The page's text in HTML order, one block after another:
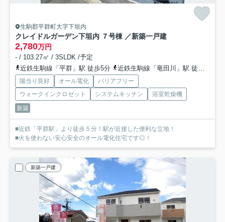
生駒郡平群町大字下垣内
クレイドルガーデン下垣内 ７号棟 ／新築一戸建
2,780万円
- / 103.27㎡ / 3SLDK /予定
近鉄生駒線「平群」駅 徒歩5分
近鉄生駒線「竜田川」駅 徒歩15分
陽当り良好 オール電化
バリアフリー
ウォークインクロゼット
システムキッチン
浴室乾燥機
新築
■近鉄「平群駅」より徒歩５分！駅が近接した便利な立地！
■火を使わない安心安全のオール電化住宅です◎！
新築一戸建